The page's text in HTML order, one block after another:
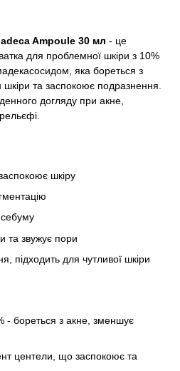
Ampoule 30 мл - це
для проблемної шкіри з 10%
яка бореться з
та заспокоює подразнення.
догляду при акне,
шкіру
та звужує пори
підходить для чутливої шкіри
- бореться з акне, зменшує
центели, що заспокоює та